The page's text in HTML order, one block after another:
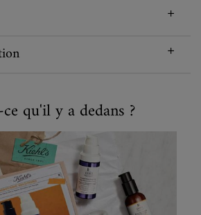
qu'il y a dedans ?